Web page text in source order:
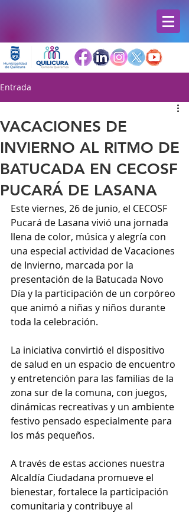
Entrada
VACACIONES DE
INVIERNO AL RITMO DE
BATUCADA EN CECOSF
PUCARÁ DE LASANA
Este viernes, 26 de junio, el CECOSF
Pucará de Lasana vivió una jornada
llena de color, música y alegría con
una especial actividad de Vacaciones
de Invierno, marcada por la
presentación de la Batucada Novo
Día y la participación de un corpóreo
que animó a niñas y niños durante
toda la celebración.
La iniciativa convirtió el dispositivo
de salud en un espacio de encuentro
y entretención para las familias de la
zona sur de la comuna, con juegos,
dinámicas recreativas y un ambiente
festivo pensado especialmente para
los más pequeños.
A través de estas acciones nuestra
Alcaldía Ciudadana promueve el
bienestar, fortalece la participación
comunitaria y contribuye al